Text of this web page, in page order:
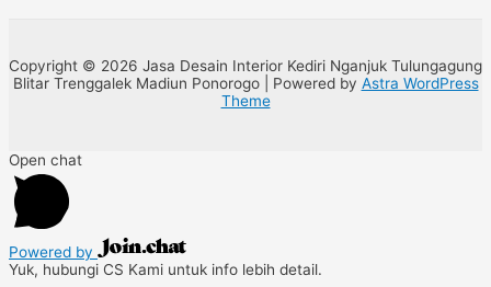
Copyright © 2026 Jasa Desain Interior Kediri Nganjuk Tulungagung
Blitar Trenggalek Madiun Ponorogo | Powered by Astra WordPress
Theme
Open chat
Powered by
Yuk, hubungi CS Kami untuk info lebih detail.